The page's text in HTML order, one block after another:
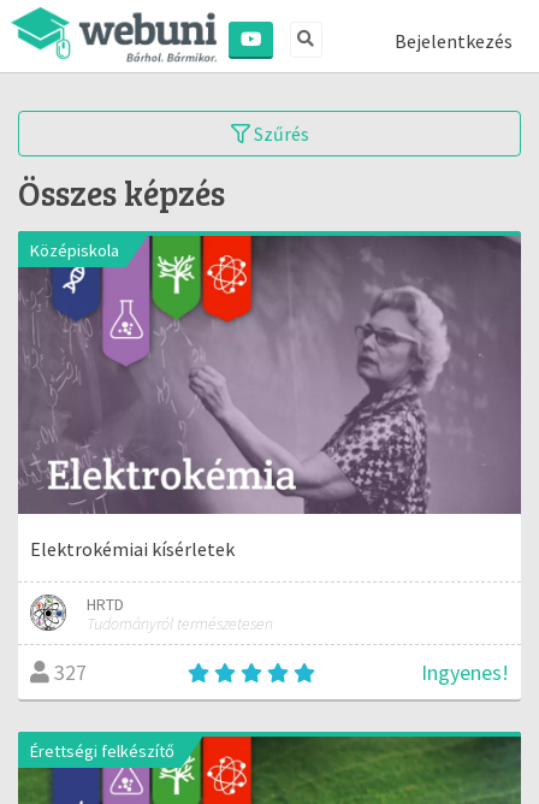
Bejelentkezés
Szűrés
Összes képzés
Középiskola
Elektrokémiai kísérletek
HRTD
Tudományról természetesen
327 Ingyenes!
Érettségi felkészítő